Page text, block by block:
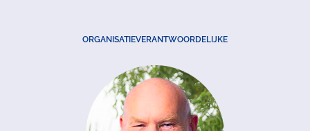
ORGANISATIEVERANTWOORDELIJKE